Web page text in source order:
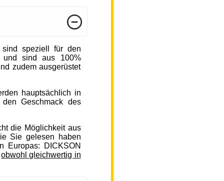
sind speziell für den
und sind aus 100%
zudem ausgerüstet
hauptsächlich in
Geschmack des
die Möglichkeit aus
Sie gelesen haben
Europas: DICKSON
obwohl gleichwertig in